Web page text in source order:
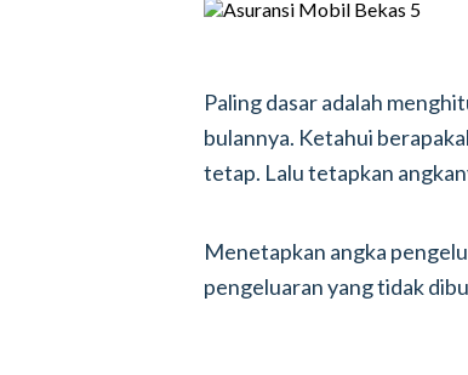
Paling dasar adalah
bulannya. Ketahui
tetap. Lalu tetapkan
Menetapkan angka
pengeluaran yang tidak